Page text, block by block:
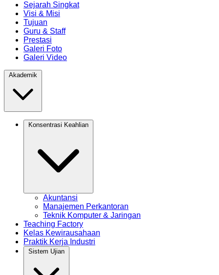
Sejarah Singkat
Visi & Misi
Tujuan
Guru & Staff
Prestasi
Galeri Foto
Galeri Video
Akuntansi
Manajemen Perkantoran
Teknik Komputer & Jaringan
Teaching Factory
Kelas Kewirausahaan
Praktik Kerja Industri